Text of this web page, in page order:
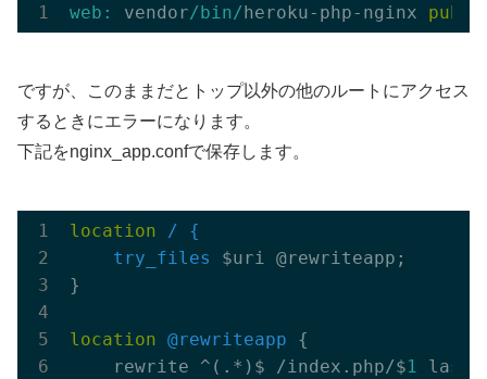
web: vendor/bin/heroku-php-nginx
ですが、このままだとトップ以外の他のルートにアクセス
するときにエラーになります。
下記をnginx_app.confで保存します。
location
/ {
    try_files
$uri @rewriteapp;
}
location @rewriteapp {
    rewrite ^(.*)$ /index.php/$
1 last;